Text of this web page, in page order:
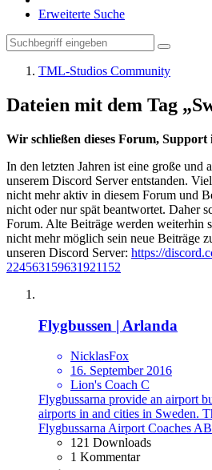
Erweiterte Suche
TML-Studios Community
Dateien mit dem Tag
Wir schließen dieses Forum,
In den letzten Jahren ist eine große und
unserem Discord Server entstanden.
nicht mehr aktiv in diesem Forum und
nicht oder nur spät beantwortet. Daher
Forum. Alte Beiträge werden weiterhin
nicht mehr möglich sein neue Beiträge
unseren Discord Server: https://
224563159631921152
Flygbussen | Arlanda
NicklasFox
16. September 2016
Lion's Coach C
Flygbussarna provide an airport
airports in and cities in Sweden.
Flygbussarna Airport Coaches
121 Downloads
1 Kommentar